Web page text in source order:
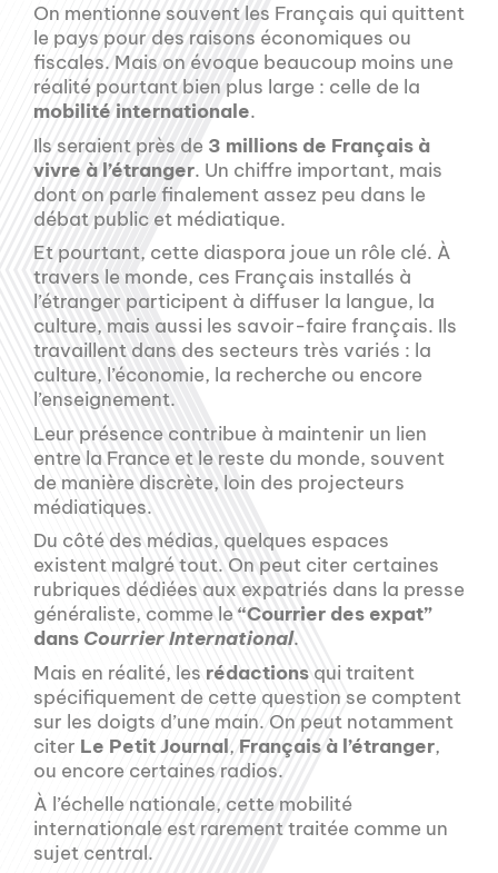
On mentionne souvent les Français qui quittent
le pays pour des raisons économiques ou
fiscales. Mais on évoque beaucoup moins une
réalité pourtant bien plus large : celle de la
mobilité internationale.
Ils seraient près de 3 millions de Français à
vivre à l’étranger. Un chiffre important, mais
dont on parle finalement assez peu dans le
débat public et médiatique.
Et pourtant, cette diaspora joue un rôle clé. À
travers le monde, ces Français installés à
l’étranger participent à diffuser la langue, la
culture, mais aussi les savoir-faire français. Ils
travaillent dans des secteurs très variés : la
culture, l’économie, la recherche ou encore
l’enseignement.
Leur présence contribue à maintenir un lien
entre la France et le reste du monde, souvent
de manière discrète, loin des projecteurs
médiatiques.
Du côté des médias, quelques espaces
existent malgré tout. On peut citer certaines
rubriques dédiées aux expatriés dans la presse
généraliste, comme le “Courrier des expat”
dans Courrier International.
Mais en réalité, les rédactions qui traitent
spécifiquement de cette question se comptent
sur les doigts d’une main. On peut notamment
citer Le Petit Journal, Français à l’étranger,
ou encore certaines radios.
À l’échelle nationale, cette mobilité
internationale est rarement traitée comme un
sujet central.